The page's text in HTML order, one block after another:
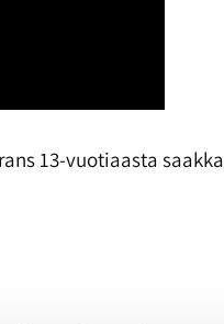
13-vuotiaasta